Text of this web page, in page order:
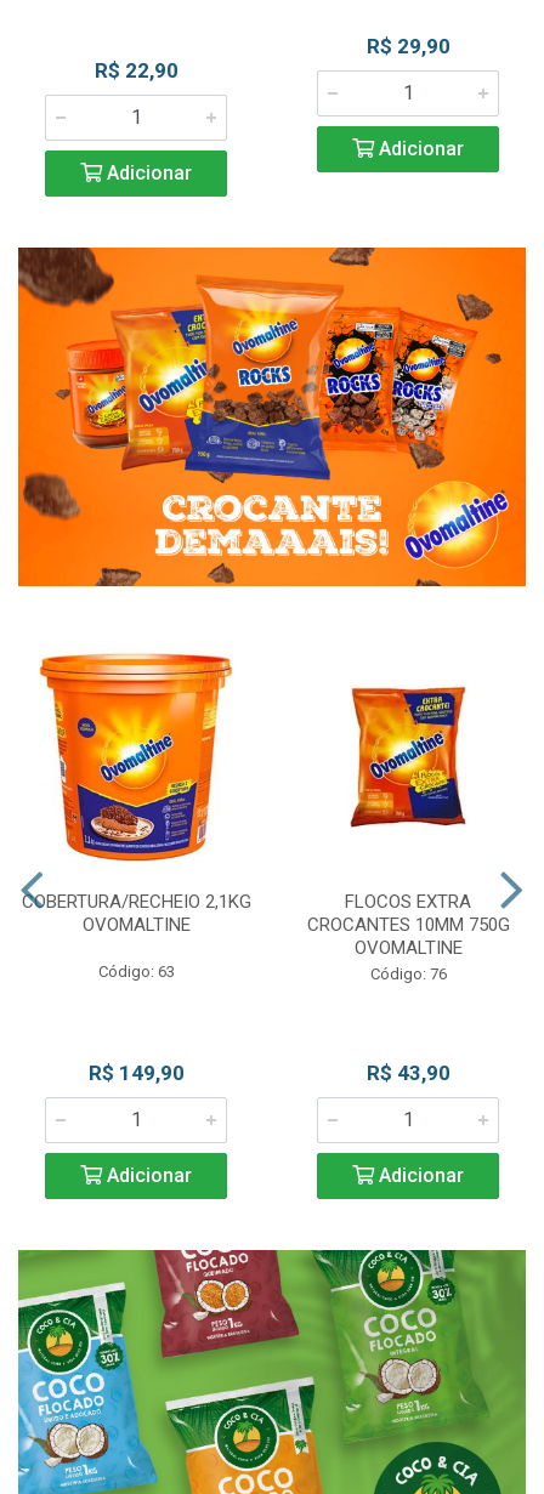
R$ 22,90
Adicionar
R$ 29,90
Adicionar
COBERTURA/RECHEIO 2,1KG
OVOMALTINE
Código: 63
R$ 149,90
Adicionar
FLOCOS EXTRA
CROCANTES 10MM 750G
OVOMALTINE
Código: 76
R$ 43,90
Adicionar